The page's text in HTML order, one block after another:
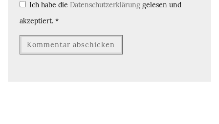
Ich habe die Datenschutzerklärung gelesen und
akzeptiert. *